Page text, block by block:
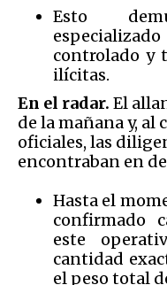
Esto
controlado y
ilícitas.
En el radar. El
de la mañana y, al
oficiales, las
encontraban en
Hasta el
confirmado
este
cantidad
el peso total